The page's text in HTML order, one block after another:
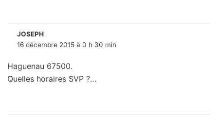
JOSEPH
16 décembre 2015 à 0 h 30 min
Haguenau 67500.
Quelles horaires SVP ?…